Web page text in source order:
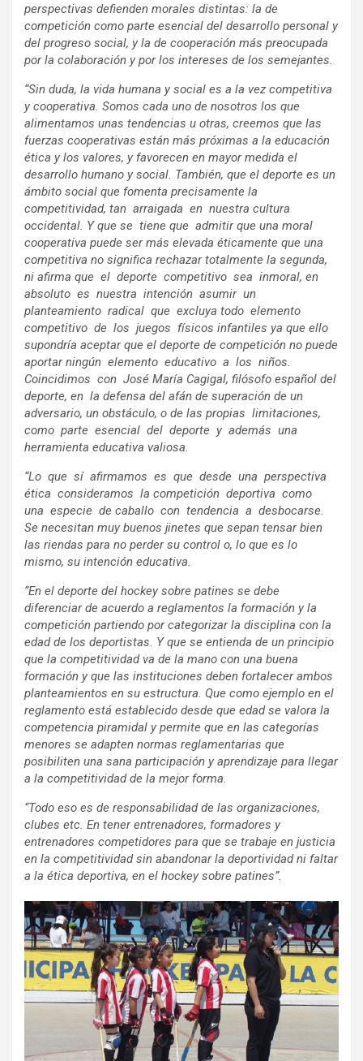
perspectivas defienden morales distintas: la de
competición como parte esencial del desarrollo personal y
del progreso social, y la de cooperación más preocupada
por la colaboración y por los intereses de los semejantes.
“Sin duda, la vida humana y social es a la vez competitiva
y cooperativa. Somos cada uno de nosotros los que
alimentamos unas tendencias u otras, creemos que las
fuerzas cooperativas están más próximas a la educación
ética y los valores, y favorecen en mayor medida el
desarrollo humano y social. También, que el deporte es un
ámbito social que fomenta precisamente la
competitividad, tan arraigada en nuestra cultura
occidental. Y que se tiene que admitir que una moral
cooperativa puede ser más elevada éticamente que una
competitiva no significa rechazar totalmente la segunda,
ni afirma que el deporte competitivo sea inmoral, en
absoluto es nuestra intención asumir un
planteamiento radical que excluya todo elemento
competitivo de los juegos físicos infantiles ya que ello
supondría aceptar que el deporte de competición no puede
aportar ningún elemento educativo a los niños.
Coincidimos con José María Cagigal, filósofo español del
deporte, en la defensa del afán de superación de un
adversario, un obstáculo, o de las propias limitaciones,
como parte esencial del deporte y además una
herramienta educativa valiosa.
“Lo que sí afirmamos es que desde una perspectiva
ética consideramos la competición deportiva como
una especie de caballo con tendencia a desbocarse.
Se necesitan muy buenos jinetes que sepan tensar bien
las riendas para no perder su control o, lo que es lo
mismo, su intención educativa.
“En el deporte del hockey sobre patines se debe
diferenciar de acuerdo a reglamentos la formación y la
competición partiendo por categorizar la disciplina con la
edad de los deportistas. Y que se entienda de un principio
que la competitividad va de la mano con una buena
formación y que las instituciones deben fortalecer ambos
planteamientos en su estructura. Que como ejemplo en el
reglamento está establecido desde que edad se valora la
competencia piramidal y permite que en las categorías
menores se adapten normas reglamentarias que
posibiliten una sana participación y aprendizaje para llegar
a la competitividad de la mejor forma.
“Todo eso es de responsabilidad de las organizaciones,
clubes etc. En tener entrenadores, formadores y
entrenadores competidores para que se trabaje en justicia
en la competitividad sin abandonar la deportividad ni faltar
a la ética deportiva, en el hockey sobre patines”.